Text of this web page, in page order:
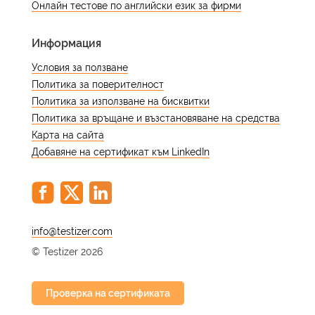
думите винаги е отражение както на
Онлайн тестове по английски език за фирми
Информация
Условия за ползване
Политика за поверителност
Политика за използване на бисквитки
Политика за връщане и възстановяване на средства
Карта на сайта
Добавяне на сертификат към LinkedIn
@
© Testizer 2026
Проверка на сертификата